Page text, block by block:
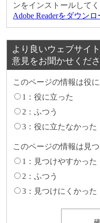
ンをインストールしてく
Adobe Readerをダウン
より良いウェブサイ
意見をお聞かせくだ
このページの情報は役
1：役に立った
2：ふつう
3：役に立たなかった
このページの情報は見
1：見つけやすかった
2：ふつう
3：見つけにくかった